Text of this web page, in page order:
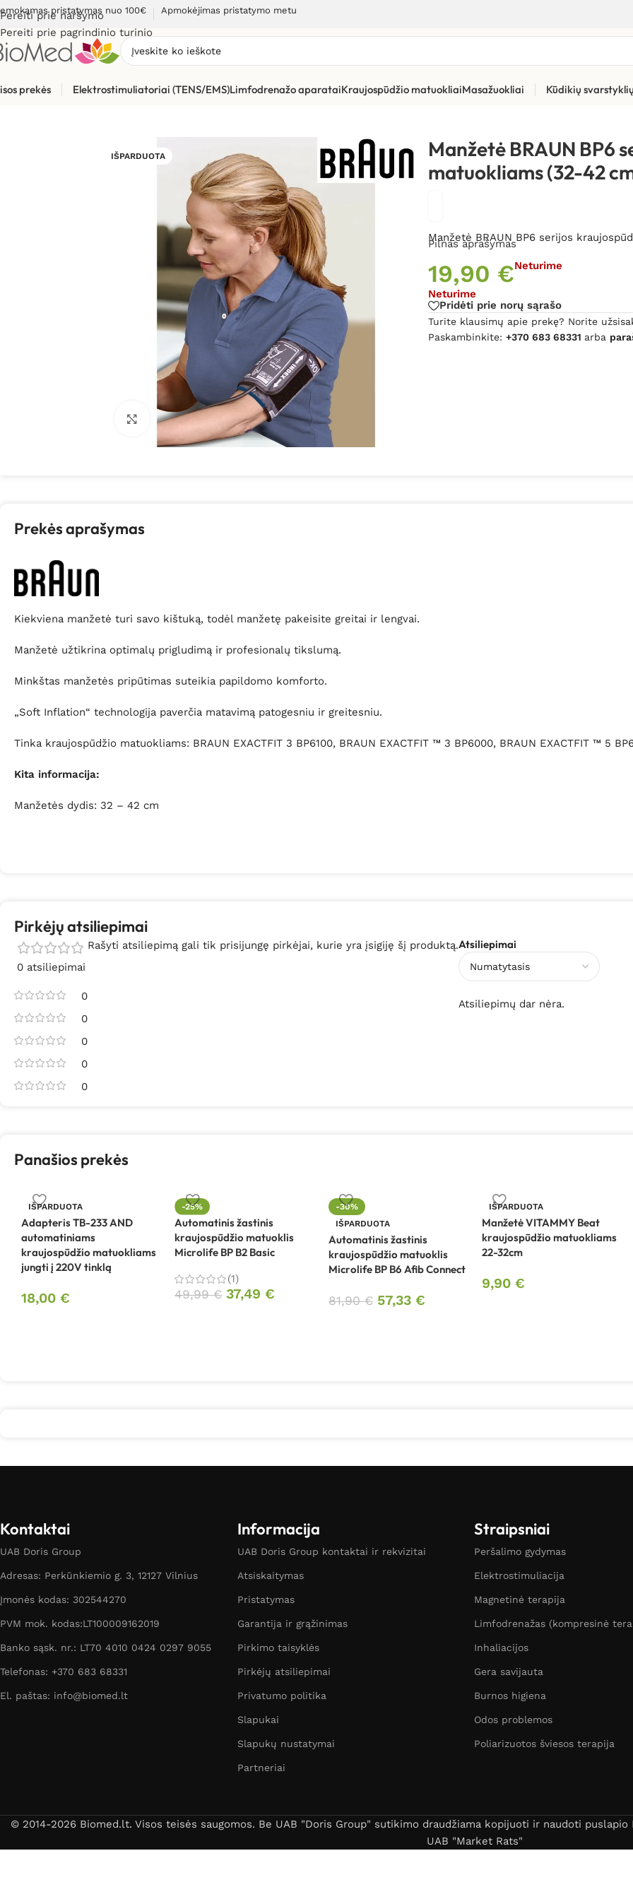
Pereiti prie naršymo
Pereiti prie pagrindinio turinio
pristatymas nuo 100€ Apmokėjimas pristatymo metu
prekės Elektrostimuliatoriai (TENS/EMS)Limfodrenažo aparataiKraujospūdžio matuokliaiMasažuokliai Kūdikių
Sveikatos priežiūrai Manžetė BRAUN BP6 serijos
IŠPARDUOTA
Spustelėkite, kad padidintumėte
Manžetė BRAUN BP6
matuokliams (32-42
Manžetė BRAUN BP6 serijos
Pilnas aprašymas
19,90 €Neturime
Neturime
Pridėti prie norų sąrašo
Turite klausimų apie prekę? Norite
Paskambinkite:+370 683 68331 arba
Prekės aprašymas
Kiekviena manžetė turi savo kištuką, todėl manžetę pakeisite greitai ir lengvai.
Manžetė užtikrina optimalų prigludimą ir profesionalų tikslumą.
Minkštas manžetės pripūtimas suteikia papildomo komforto.
„Soft Inflation“ technologija paverčia matavimą patogesniu ir greitesniu.
Tinka kraujospūdžio matuokliams: BRAUN EXACTFIT 3 BP6100, BRAUN EXACTFIT ™ 3 BP6000, BRAUN EXACTFIT ™ 5
Kita informacija:
Manžetės dydis: 32 – 42 cm
Pirkėjų atsiliepimai
0 atsiliepimai
0
0
0
0
0
Atsiliepimai
Atsiliepimų dar nėra.
Rašyti atsiliepimą gali tik prisijungę pirkėjai, kurie yra įsigiję šį produktą.
Panašios prekės
IŠPARDUOTA
Adapteris TB-233 AND
automatiniams
kraujospūdžio matuokliams
jungti į 220V tinklą
18,00 €
-25%
Automatinis žastinis
kraujospūdžio matuoklis
Microlife BP B2 Basic
(1)
49,99€ 37,49€
-30%
IŠPARDUOTA
Automatinis žastinis
kraujospūdžio matuoklis
Microlife BP B6 Afib Connect
81,90€ 57,33 €
IŠPARDUOTA
Manžetė VITAMMY Beat
kraujospūdžio matuokliams
22-32cm
9,90 €
Kontaktai
UAB Doris Group
Adresas: Perkūnkiemio g. 3, 12127 Vilnius
Įmonės kodas: 302544270
PVM mok. kodas:LT100009162019
Banko sąsk. nr.: LT70 4010 0424 0297 9055
Telefonas: +370 683 68331
El. paštas: info@biomed.lt
Informacija
UAB Doris Group kontaktai ir rekvizitai
Atsiskaitymas
Pristatymas
Garantija ir grąžinimas
Pirkimo taisyklės
Pirkėjų atsiliepimai
Privatumo politika
Slapukai
Slapukų nustatymai
Partneriai
Straipsniai
Peršalimo gydymas
Elektrostimuliacija
Magnetinė terapija
Limfodrenažas (kompresinė
Inhaliacijos
Gera savijauta
Burnos higiena
Odos problemos
Poliarizuotos šviesos terapija
© 2014-2026 Biomed.lt. Visos teisės saugomos. Be UAB "Doris Group" sutikimo draudžiama kopijuoti ir naudoti
UAB "Market Rats"